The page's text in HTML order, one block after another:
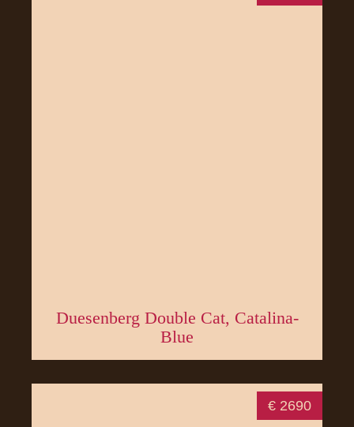
Duesenberg Double Cat, Catalina-
Blue
€ 2690